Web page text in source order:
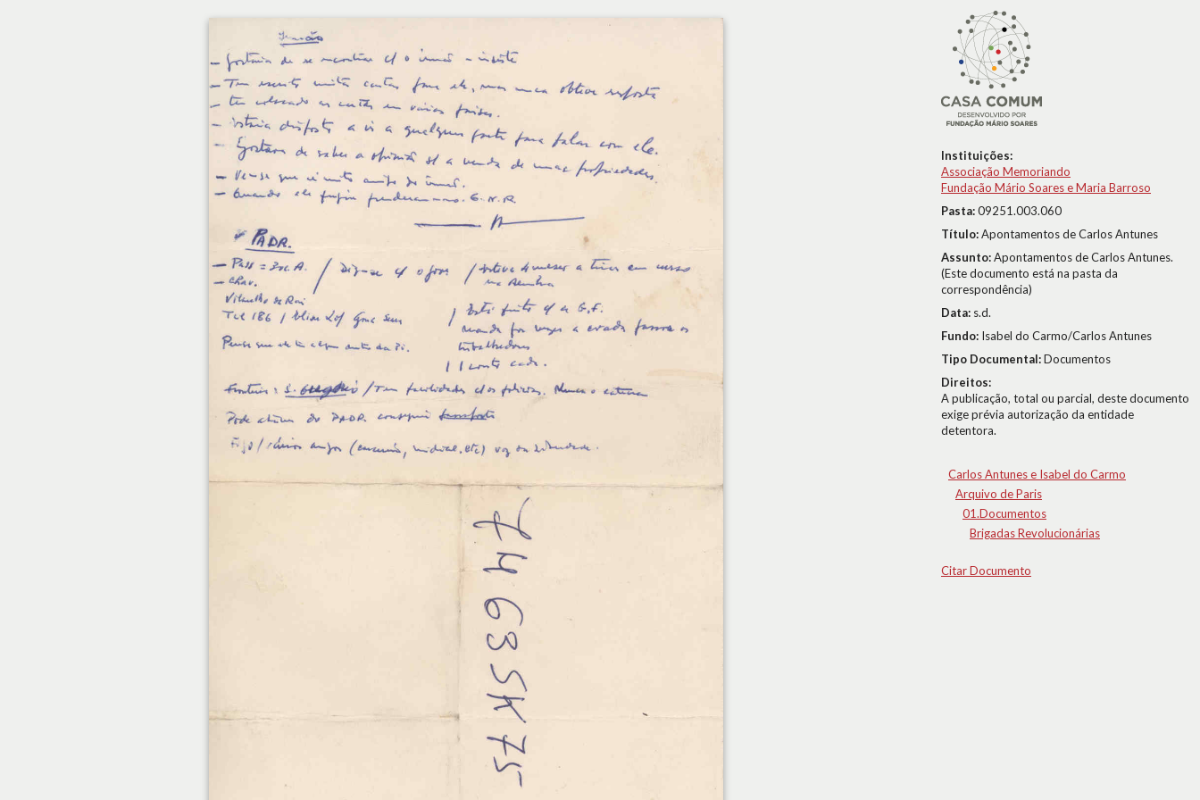
Instituições:
Associação Memoriando
Fundação Mário Soares e Maria Barroso
Pasta:09251.003.060
Título:Apontamentos de Carlos Antunes
Assunto:Apontamentos de Carlos Antunes.
(Este documento está na pasta da
correspondência)
Data: s.d.
Fundo: Isabel do Carmo/Carlos Antunes
Tipo Documental:Documentos
Direitos:
A publicação, total ou parcial, deste documento
exige prévia autorização da entidade
detentora.
Carlos Antunes e Isabel do Carmo
Arquivo de Paris
01.Documentos
Brigadas Revolucionárias
Citar Documento